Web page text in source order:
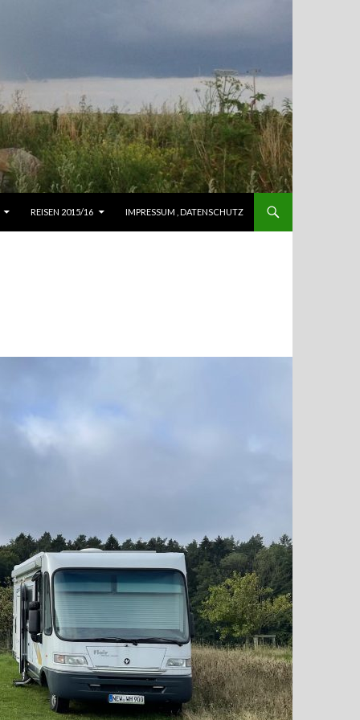
REISEN 2015/16 IMPRESSUM , DATENSCHUTZ